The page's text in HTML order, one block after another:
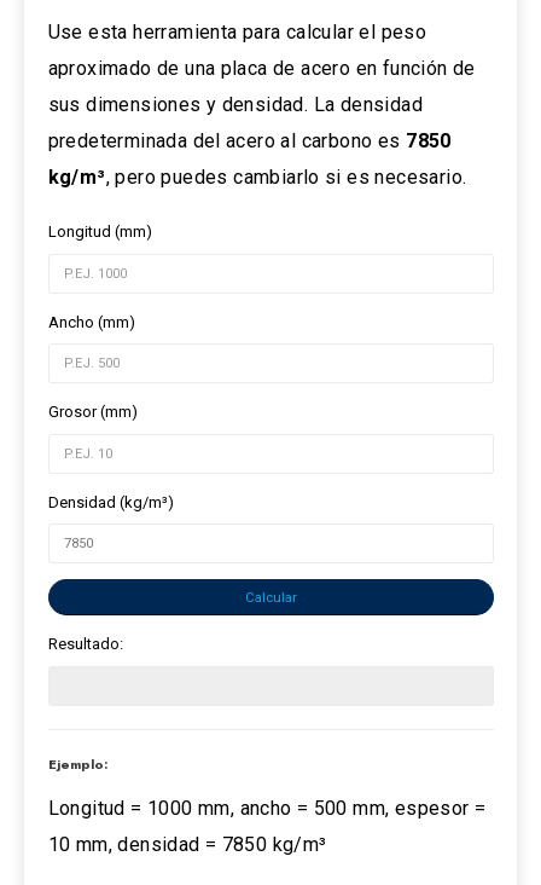
Use esta herramienta para calcular el peso
aproximado de una placa de acero en función de
sus dimensiones y densidad. La densidad
predeterminada del acero al carbono es 7850
kg/m³, pero puedes cambiarlo si es necesario.
Longitud (mm)
Ancho (mm)
Grosor (mm)
Densidad (kg/m³)
Calcular
Resultado:
Ejemplo:
Longitud = 1000 mm, ancho = 500 mm, espesor =
10 mm, densidad = 7850 kg/m³